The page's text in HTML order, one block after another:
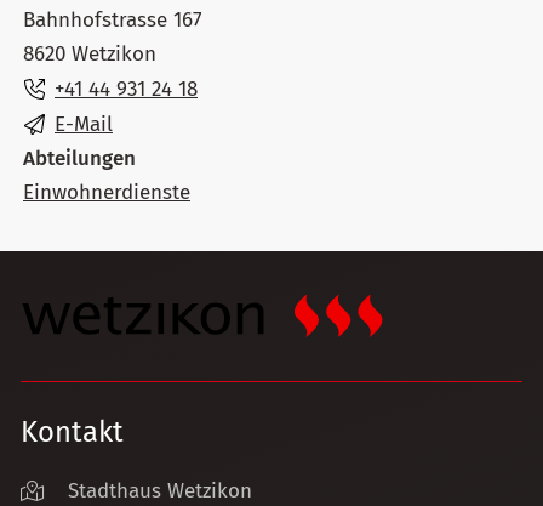
Bahnhofstrasse 167
8620 Wetzikon
+41 44 931 24 18
E-Mail
Abteilungen
Einwohnerdienste
Kontakt
Stadthaus Wetzikon